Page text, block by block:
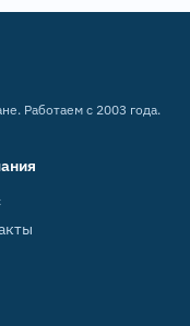
Работаем с 2003 года.